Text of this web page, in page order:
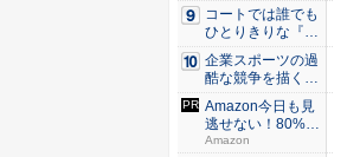
コートでは誰でも
ひとりきりな『エ
ースをね...
企業スポーツの過
酷な競争を描く『J
JM ...
Amazon今日も見
逃せない！80%O
F...
Amazon